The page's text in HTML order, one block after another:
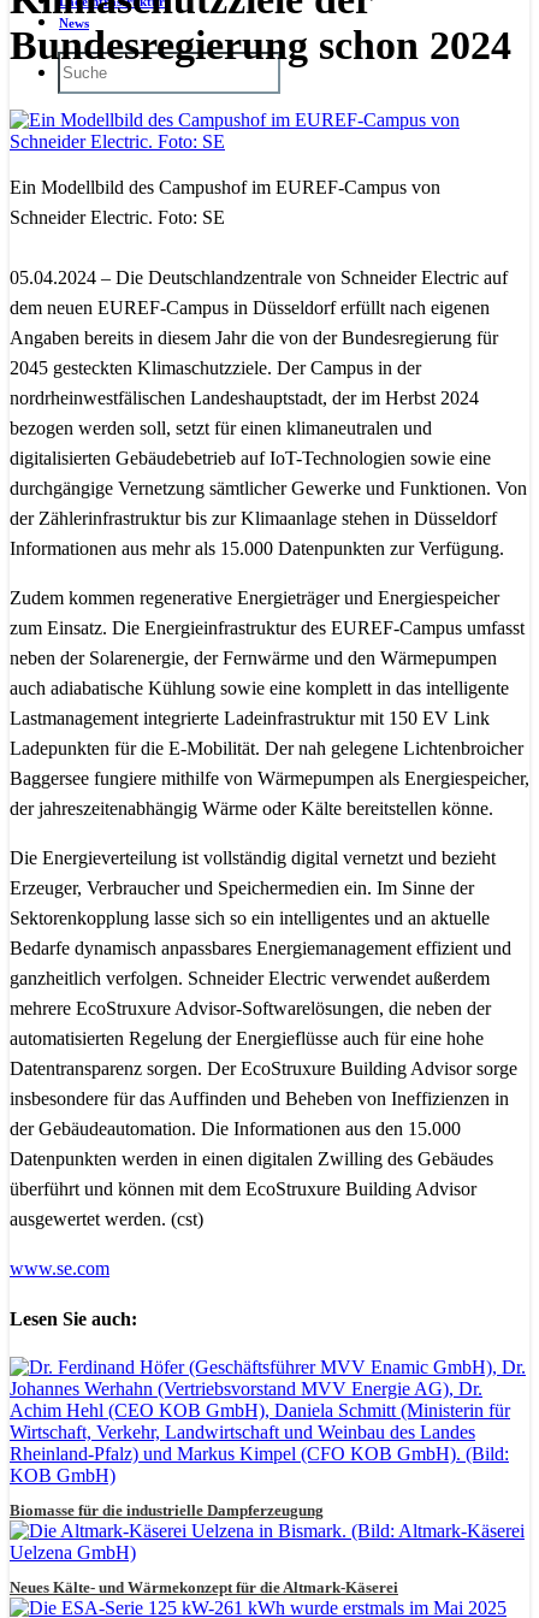
News
Bundesregierung schon 2024
Ein Modellbild des Campushof im EUREF-Campus von
Schneider Electric. Foto: SE
05.04.2024 – Die Deutschlandzentrale von Schneider Electric auf
dem neuen EUREF-Campus in Düsseldorf erfüllt nach eigenen
Angaben bereits in diesem Jahr die von der Bundesregierung für
2045 gesteckten Klimaschutzziele. Der Campus in der
nordrheinwestfälischen Landeshauptstadt, der im Herbst 2024
bezogen werden soll, setzt für einen klimaneutralen und
digitalisierten Gebäudebetrieb auf IoT-Technologien sowie eine
durchgängige Vernetzung sämtlicher Gewerke und Funktionen. Von
der Zählerinfrastruktur bis zur Klimaanlage stehen in Düsseldorf
Informationen aus mehr als 15.000 Datenpunkten zur Verfügung.
Zudem kommen regenerative Energieträger und Energiespeicher
zum Einsatz. Die Energieinfrastruktur des EUREF-Campus umfasst
neben der Solarenergie, der Fernwärme und den Wärmepumpen
auch adiabatische Kühlung sowie eine komplett in das intelligente
Lastmanagement integrierte Ladeinfrastruktur mit 150 EV Link
Ladepunkten für die E-Mobilität. Der nah gelegene Lichtenbroicher
Baggersee fungiere mithilfe von Wärmepumpen als Energiespeicher,
der jahreszeitenabhängig Wärme oder Kälte bereitstellen könne.
Die Energieverteilung ist vollständig digital vernetzt und bezieht
Erzeuger, Verbraucher und Speichermedien ein. Im Sinne der
Sektorenkopplung lasse sich so ein intelligentes und an aktuelle
Bedarfe dynamisch anpassbares Energiemanagement effizient und
ganzheitlich verfolgen. Schneider Electric verwendet außerdem
mehrere EcoStruxure Advisor-Softwarelösungen, die neben der
automatisierten Regelung der Energieflüsse auch für eine hohe
Datentransparenz sorgen. Der EcoStruxure Building Advisor sorge
insbesondere für das Auffinden und Beheben von Ineffizienzen in
der Gebäudeautomation. Die Informationen aus den 15.000
Datenpunkten werden in einen digitalen Zwilling des Gebäudes
überführt und können mit dem EcoStruxure Building Advisor
ausgewertet werden. (cst)
www.se.com
Lesen Sie auch:
Biomasse für die industrielle Dampferzeugung
Neues Kälte- und Wärmekonzept für die Altmark-Käserei